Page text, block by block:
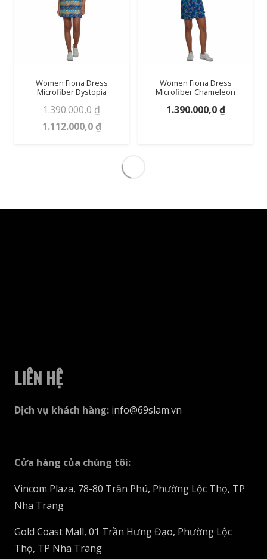
Women Fiona Dress
Microfiber Dystopia
1.390.000,0₫
Giá
1.112.000,0₫Giá
Women Fiona Dress
Microfiber Chameleon
1.390.000,0₫
LIÊN HỆ
Dịch vụ khách hàng: info@69slam.vn
Cửa hàng của chúng tôi:
Vincom Plaza, 78-80 Trần Phú, Phường Lộc Thọ, TP
Nha Trang
Gold Coast Mall, 01 Trần Hưng Đạo, Phường Lộc
Thọ, TP Nha Trang